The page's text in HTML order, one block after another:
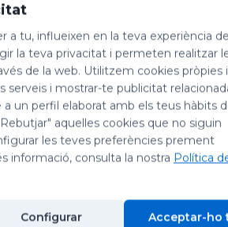
Albert de Sicília,
7 d’agost, celebrem la festivitat de sant
màrtirs; i la de sant Gaietà,
de Sicília, religiós
Albert de Trapani, va néixer a
del Carme que hi havia a prop, i més
Al llarg de la seva vida va convertir a
guaricions miraculoses. Fou
Va descansar en el Senyor segurament
a tu, influeixen en la teva experiència de
la teva privacitat i permeten realitzar
de la web. Utilitzem cookies pròpies
serveis i mostrar-te publicitat
un perfil elaborat amb els teus hàbits
aquelles cookies que no siguin
les teves preferències prement
informació, consulta la nostra Política
Configurar Acceptar-ho